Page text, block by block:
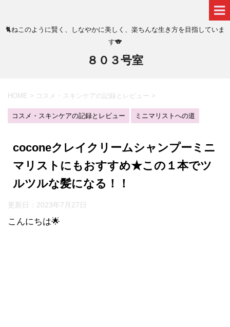
🐈ねこのように賢く、しなやかに美しく、楽ちんな生き方を目指していま
す🐨
８０３号室
HOME > コスメ・スキンケアの記録とレビュー >
コスメ・スキンケアの記録とレビュー ミニマリストへの道
coconeクレイクリームシャンプーミニ
マリストにもおすすめ★この１本でツ
ルツルな髪になる！！
更新日： 2023年7月27日
こんにちは🌟